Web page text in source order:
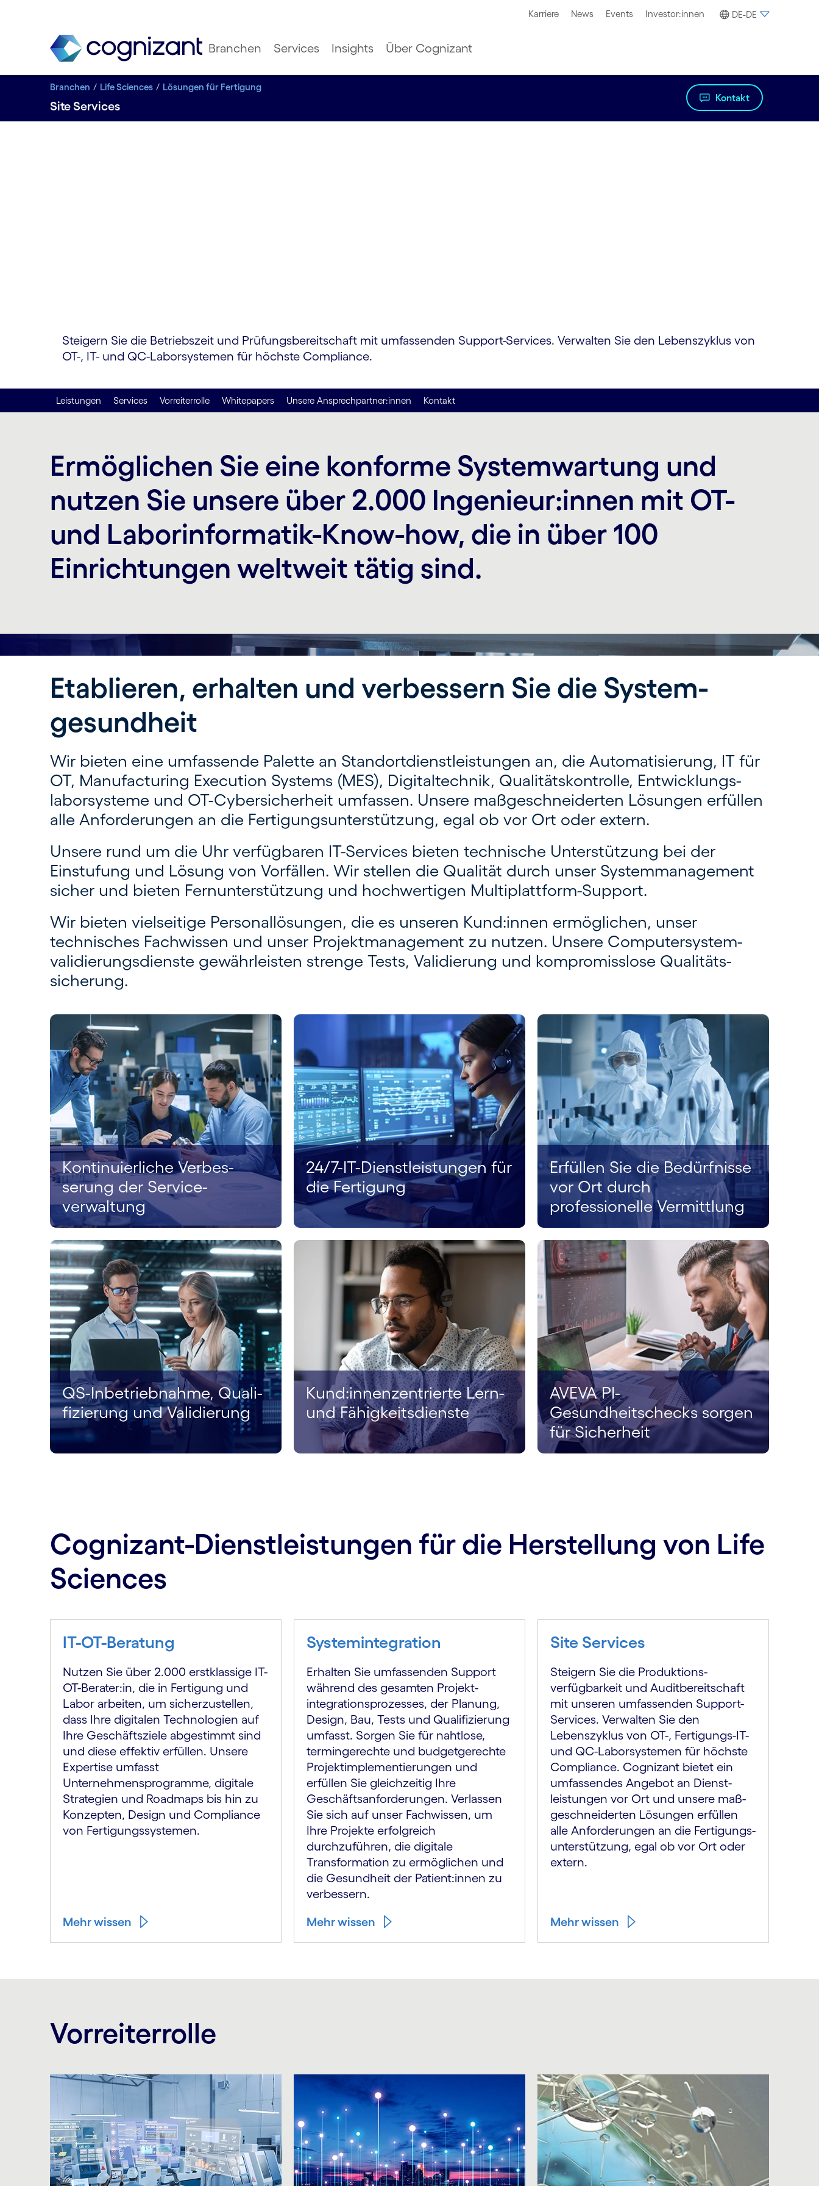
Karriere News Events Investor:innen DE-DE
Branchen Services Insights Über Cognizant
Branchen Life Sciences Lösungen für Fertigung
Site Services
Kontakt
Steigern Sie die Betriebs­zeit und Prüfungs­bereitschaft mit umfassenden Support-Services. Verwalten Sie den Lebens­zyklus von
OT-, IT- und QC-Labor­systemen für höchste Compliance.
Leistungen Services Vorreiterrolle Whitepapers Unsere Ansprechpartner:innen Kontakt
Ermöglichen Sie eine konforme System­wartung und
nutzen Sie unsere über 2.000 Ingenieur:innen mit OT-
und Labor­informatik-Know-how, die in über 100
Einrichtungen weltweit tätig sind.
Etablieren, erhalten und verbessern Sie die System­
gesundheit
Wir bieten eine umfassende Palette an Standort­dienst­leistungen an, die Auto­matisierung, IT für
OT, Manufacturing Execution Systems (MES), Digital­technik, Qualitäts­kontrolle, Entwicklungs­
labor­systeme und OT-Cyber­sicherheit umfassen. Unsere maß­geschnei­derten Lösungen erfüllen
alle Anfor­derungen an die Fertigungs­unterstützung, egal ob vor Ort oder extern.
Unsere rund um die Uhr verfügbaren IT-Services bieten technische Unterstützung bei der
Einstufung und Lösung von Vorfällen. Wir stellen die Qualität durch unser System­management
sicher und bieten Fernunter­stützung und hochwertigen Multi­plattform-Support.
Wir bieten vielseitige Personal­lösungen, die es unseren Kund:innen ermöglichen, unser
technisches Fach­wissen und unser Projekt­management zu nutzen. Unsere Computer­system­
validierungs­dienste gewährleisten strenge Tests, Vali­dierung und kompromiss­lose Qualitäts­
sicherung.
Kontinu­ierliche Verbes­
serung der Service­
verwaltung
24/7-IT-Dienst­leistungen für
die Fertigung
Erfüllen Sie die Bedürfnisse
vor Ort durch
professionelle Vermittlung
QS-Inbetrieb­nahme, Quali­
fizierung und Validierung
Kund:innen­zentrierte Lern-
und Fähigkeits­dienste
AVEVA PI-
Gesundheitschecks sorgen
für Sicherheit
Cognizant-Dienstleistungen für die Herstellung von Life
Sciences
IT-OT-Beratung
Nutzen Sie über 2.000 erstklassige IT-
OT-Berater:in, die in Fertigung und
Labor arbeiten, um sicherzustellen,
dass Ihre digitalen Technologien auf
Ihre Geschäftsziele abgestimmt sind
und diese effektiv erfüllen. Unsere
Expertise umfasst
Unternehmensprogramme, digitale
Strategien und Roadmaps bis hin zu
Konzepten, Design und Compliance
von Fertigungssystemen.
Mehr wissen
Systemintegration
Erhalten Sie umfassenden Support
während des gesamten Projekt­
integrations­prozesses, der Planung,
Design, Bau, Tests und Qualifizierung
umfasst. Sorgen Sie für nahtlose,
termingerechte und budgetgerechte
Projekt­implemen­tierungen und
erfüllen Sie gleichzeitig Ihre
Geschäfts­anforderungen. Verlassen
Sie sich auf unser Fachwissen, um
Ihre Projekte erfolgreich
durchzuführen, die digitale
Transformation zu ermöglichen und
die Gesundheit der Patient:innen zu
verbessern.
Mehr wissen
Site Services
Steigern Sie die Produktions­
verfügbarkeit und Audit­bereitschaft
mit unseren umfassenden Support-
Services. Verwalten Sie den
Lebenszyklus von OT-, Fertigungs-IT-
und QC-Laborsystemen für höchste
Compliance. Cognizant bietet ein
umfassendes Angebot an Dienst­
leistungen vor Ort und unsere maß­
geschnei­derten Lösungen erfüllen
alle Anforderungen an die Fertigungs­
unterstützung, egal ob vor Ort oder
extern.
Mehr wissen
Vorreiterrolle